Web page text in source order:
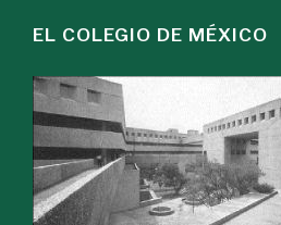
EL COLEGIO DE MÉXICO